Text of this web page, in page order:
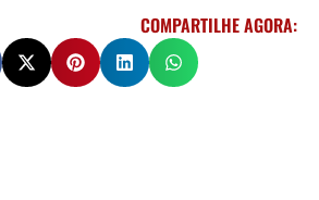
COMPARTILHE AGORA: